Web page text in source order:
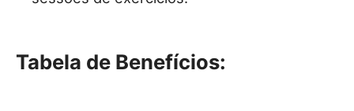
Tabela de Benefícios: